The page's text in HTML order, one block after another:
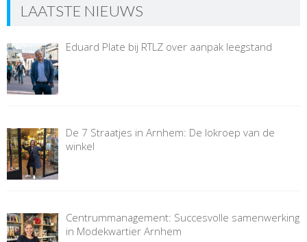
LAATSTE NIEUWS
Eduard Plate bij RTLZ over aanpak leegstand
De 7 Straatjes in Arnhem: De lokroep van de
winkel
Centrummanagement: Succesvolle samenwerking
in Modekwartier Arnhem